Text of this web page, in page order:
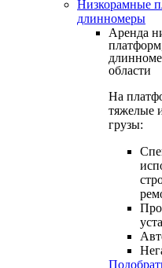
Низкорамные
длинномеры
Аренда
области
На
тяжелые
грузы: